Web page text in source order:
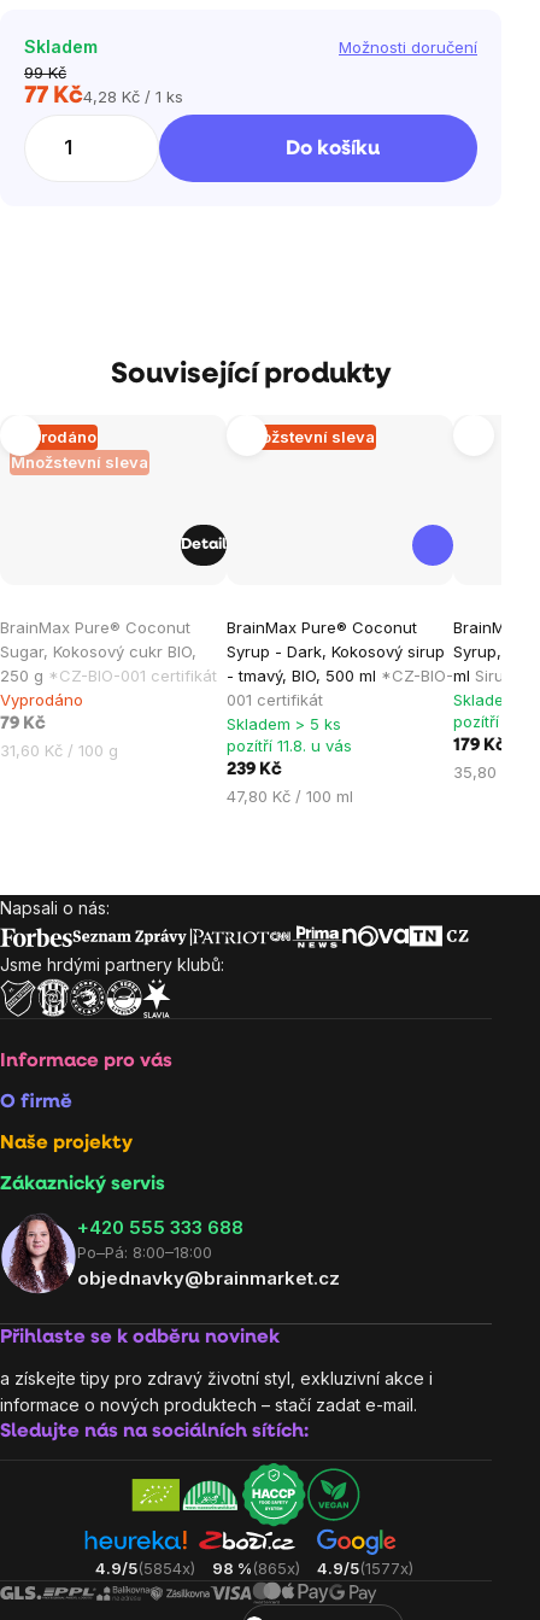
Skladem
Možnosti doručení
99 Kč
77 KčMěrná
4,28 Kč / 1 ks
Do košíku
Související produkty
Množstevní sleva
Vyprodáno
BrainMax Pure® Coconut
Sugar, Kokosový cukr BIO,
250 g *CZ-BIO-001 certifikát
hodnocení
produktu
je
0,0
z
Vyprodáno
79 Kč
Měrná
31,60 Kč / 100 g
Detail
Množstevní sleva
BrainMax Pure® Coconut
Syrup - Dark, Kokosový sirup
- tmavý, BIO, 500 ml *CZ-BIO-
001 certifikát
hodnocení
produktu
je
5,0
z
Skladem > 5 ks
pozítří 11.8. u vás
239 Kč
Měrná
47,80 Kč / 100 ml
BrainMax
Syrup,
ml Sirup z
produktu
je
5,0
z
5
Skladem >
pozítří 11.8.
179 Kč
Měrná
35,80 Kč /
Zápatí
Napsali o nás:
Jsme hrdými partnery klubů:
Informace pro vás
O firmě
Naše projekty
Zákaznický servis
‭+420 555 333 688
Po–Pá: 8:00–18:00
objednavky@brainmarket.cz
Přihlaste se k odběru novinek
a získejte tipy pro zdravý životní styl, exkluzivní akce i
informace o nových produktech – stačí zadat e-mail.
Sledujte nás na sociálních sítích:
4.9/5(5854x) 98 %(865x) 4.9/5(1577x)